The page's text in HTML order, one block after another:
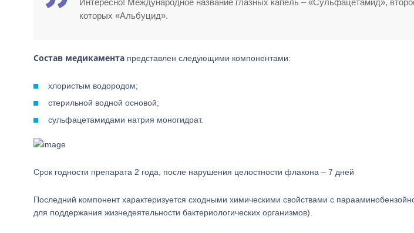
Интересно! Международное название глазных капель – «Сульфацетамид»,
которых «Альбуцид».
Состав медикамента представлен следующими компонентами:
хлористым водородом;
стерильной водной основой;
сульфацетамидами натрия моногидрат.
Срок годности препарата 2 года, после нарушения целостности флакона – 7 дней
Последний компонент характеризуется сходными химическими свойствами с
для поддержания жизнедеятельности бактериологических организмов).